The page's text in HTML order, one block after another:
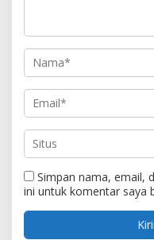
Simpan nama, email,
ini untuk komentar saya